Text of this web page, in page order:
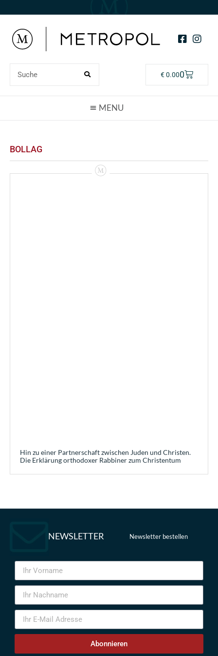
€0.000
BOLLAG
Hin zu einer Partnerschaft zwischen Juden und Christen.
Die Erklärung orthodoxer Rabbiner zum Christentum
NEWSLETTER Newsletter bestellen
Abonnieren